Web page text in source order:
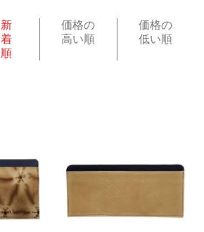
新
着
順
価格の
高い順
価格の
低い順